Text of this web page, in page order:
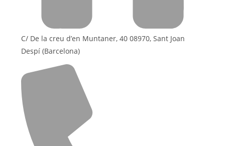
C/ De la creu d’en Muntaner, 40 08970, Sant Joan
Despí (Barcelona)